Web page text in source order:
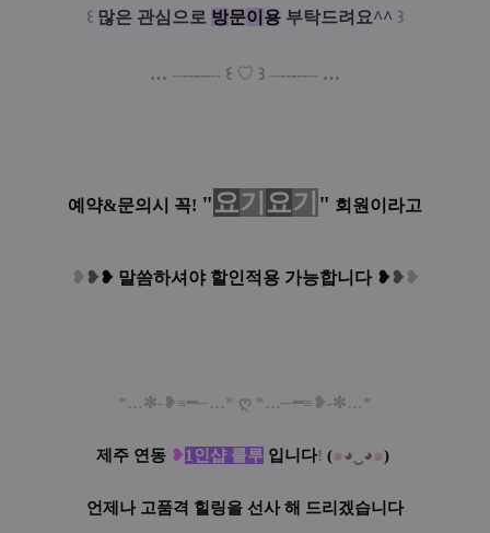
꒰ 많은 관심으로 방문이 용 부탁드려요^^ ꒱
… --------- ꒰ ♡ ꒱ --------- …
예약&문의시 꼭! "요기 요기 " 회원이라고
❥ ❥❥ 말씀하셔야 할인적용 가능합니다 ❥❥ ❥
*…✼-❥≡━─…* ღ *…─━≡❥-✼…*
제주 연동 ❥1인샵 룰루 입니다! (๑◕‿◕๑)
언제나 고품격 힐링을 선사 해 드리겠습니다